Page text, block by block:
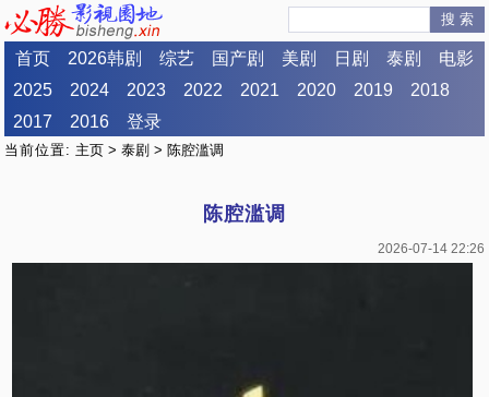
搜 索
首页 2026韩剧 综艺 国产剧 美剧 日剧 泰剧
电影
2025
2024 2023 2022 2021 2020 2019
2018
2017
2016 登录
当前位置: 主页 >泰剧 > 陈腔滥调
陈腔滥调
2026-07-14 22:26